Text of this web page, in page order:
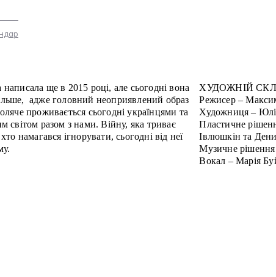
ще в 2015 році, але сьогодні вона
адже головний неоприявлений образ
проживається сьогодні українцями та
світом разом з нами. Війну, яка триває
намагався ігнорувати, сьогодні від неї
ХУДОЖНІЙ
Режисер –
Художниця –
Пластичне
Івлюшкін та
Музичне
Вокал – Марія